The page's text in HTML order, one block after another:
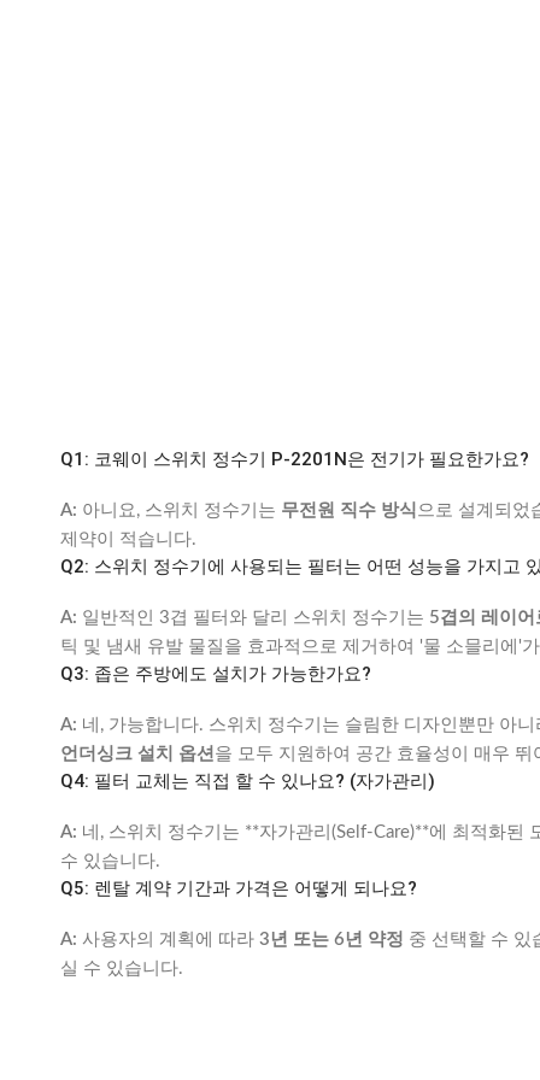
Q1: 코웨이 스위치 정수기 P-2201N은 전기가 필요한가요?
A: 아니요, 스위치 정수기는 무전원 직수 방식 으로 설계되었
제약이 적습니다.
Q2: 스위치 정수기에 사용되는 필터는 어떤 성능을 가지고
A: 일반적인 3겹 필터와 달리 스위치 정수기는 5겹의 레이
틱 및 냄새 유발 물질을 효과적으로 제거하여 '물 소믈리에'
Q3: 좁은 주방에도 설치가 가능한가요?
A: 네, 가능합니다. 스위치 정수기는 슬림한 디자인뿐만 아
언더싱크 설치 옵션을 모두 지원하여 공간 효율성이 매우 뛰
Q4: 필터 교체는 직접 할 수 있나요? (자가관리)
A: 네, 스위치 정수기는 **자가관리(Self-Care)**에 최적화
수 있습니다.
Q5: 렌탈 계약 기간과 가격은 어떻게 되나요?
A: 사용자의 계획에 따라 3년 또는 6년 약정 중 선택할 수 있
실 수 있습니다.